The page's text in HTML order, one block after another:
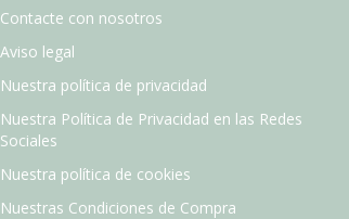
Contacte con nosotros
Aviso legal
Nuestra política de privacidad
Nuestra Política de Privacidad en las Redes
Sociales
Nuestra política de cookies
Nuestras Condiciones de Compra